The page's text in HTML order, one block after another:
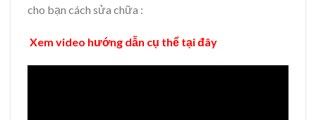
cho bạn cách sửa chữa :
Xem video hướng dẫn cụ thể tại đây